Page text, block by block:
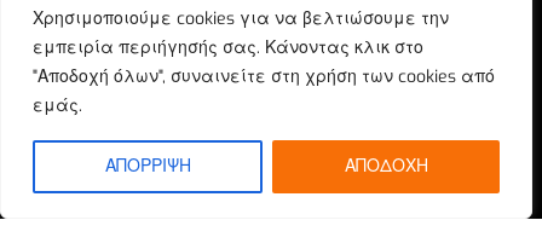
Χρησιμοποιούμε cookies για να βελτιώσουμε την
εμπειρία περιήγησής σας. Κάνοντας κλικ στο
"Αποδοχή όλων", συναινείτε στη χρήση των cookies από
εμάς.
ΑΠΟΡΡΙΨΗ ΑΠΟΔΟΧΗ
Όροι χρήσης
Πολιτική Απορρήτου
OUTRUN
Ποιοι Είμαστε
Επικοινωνία